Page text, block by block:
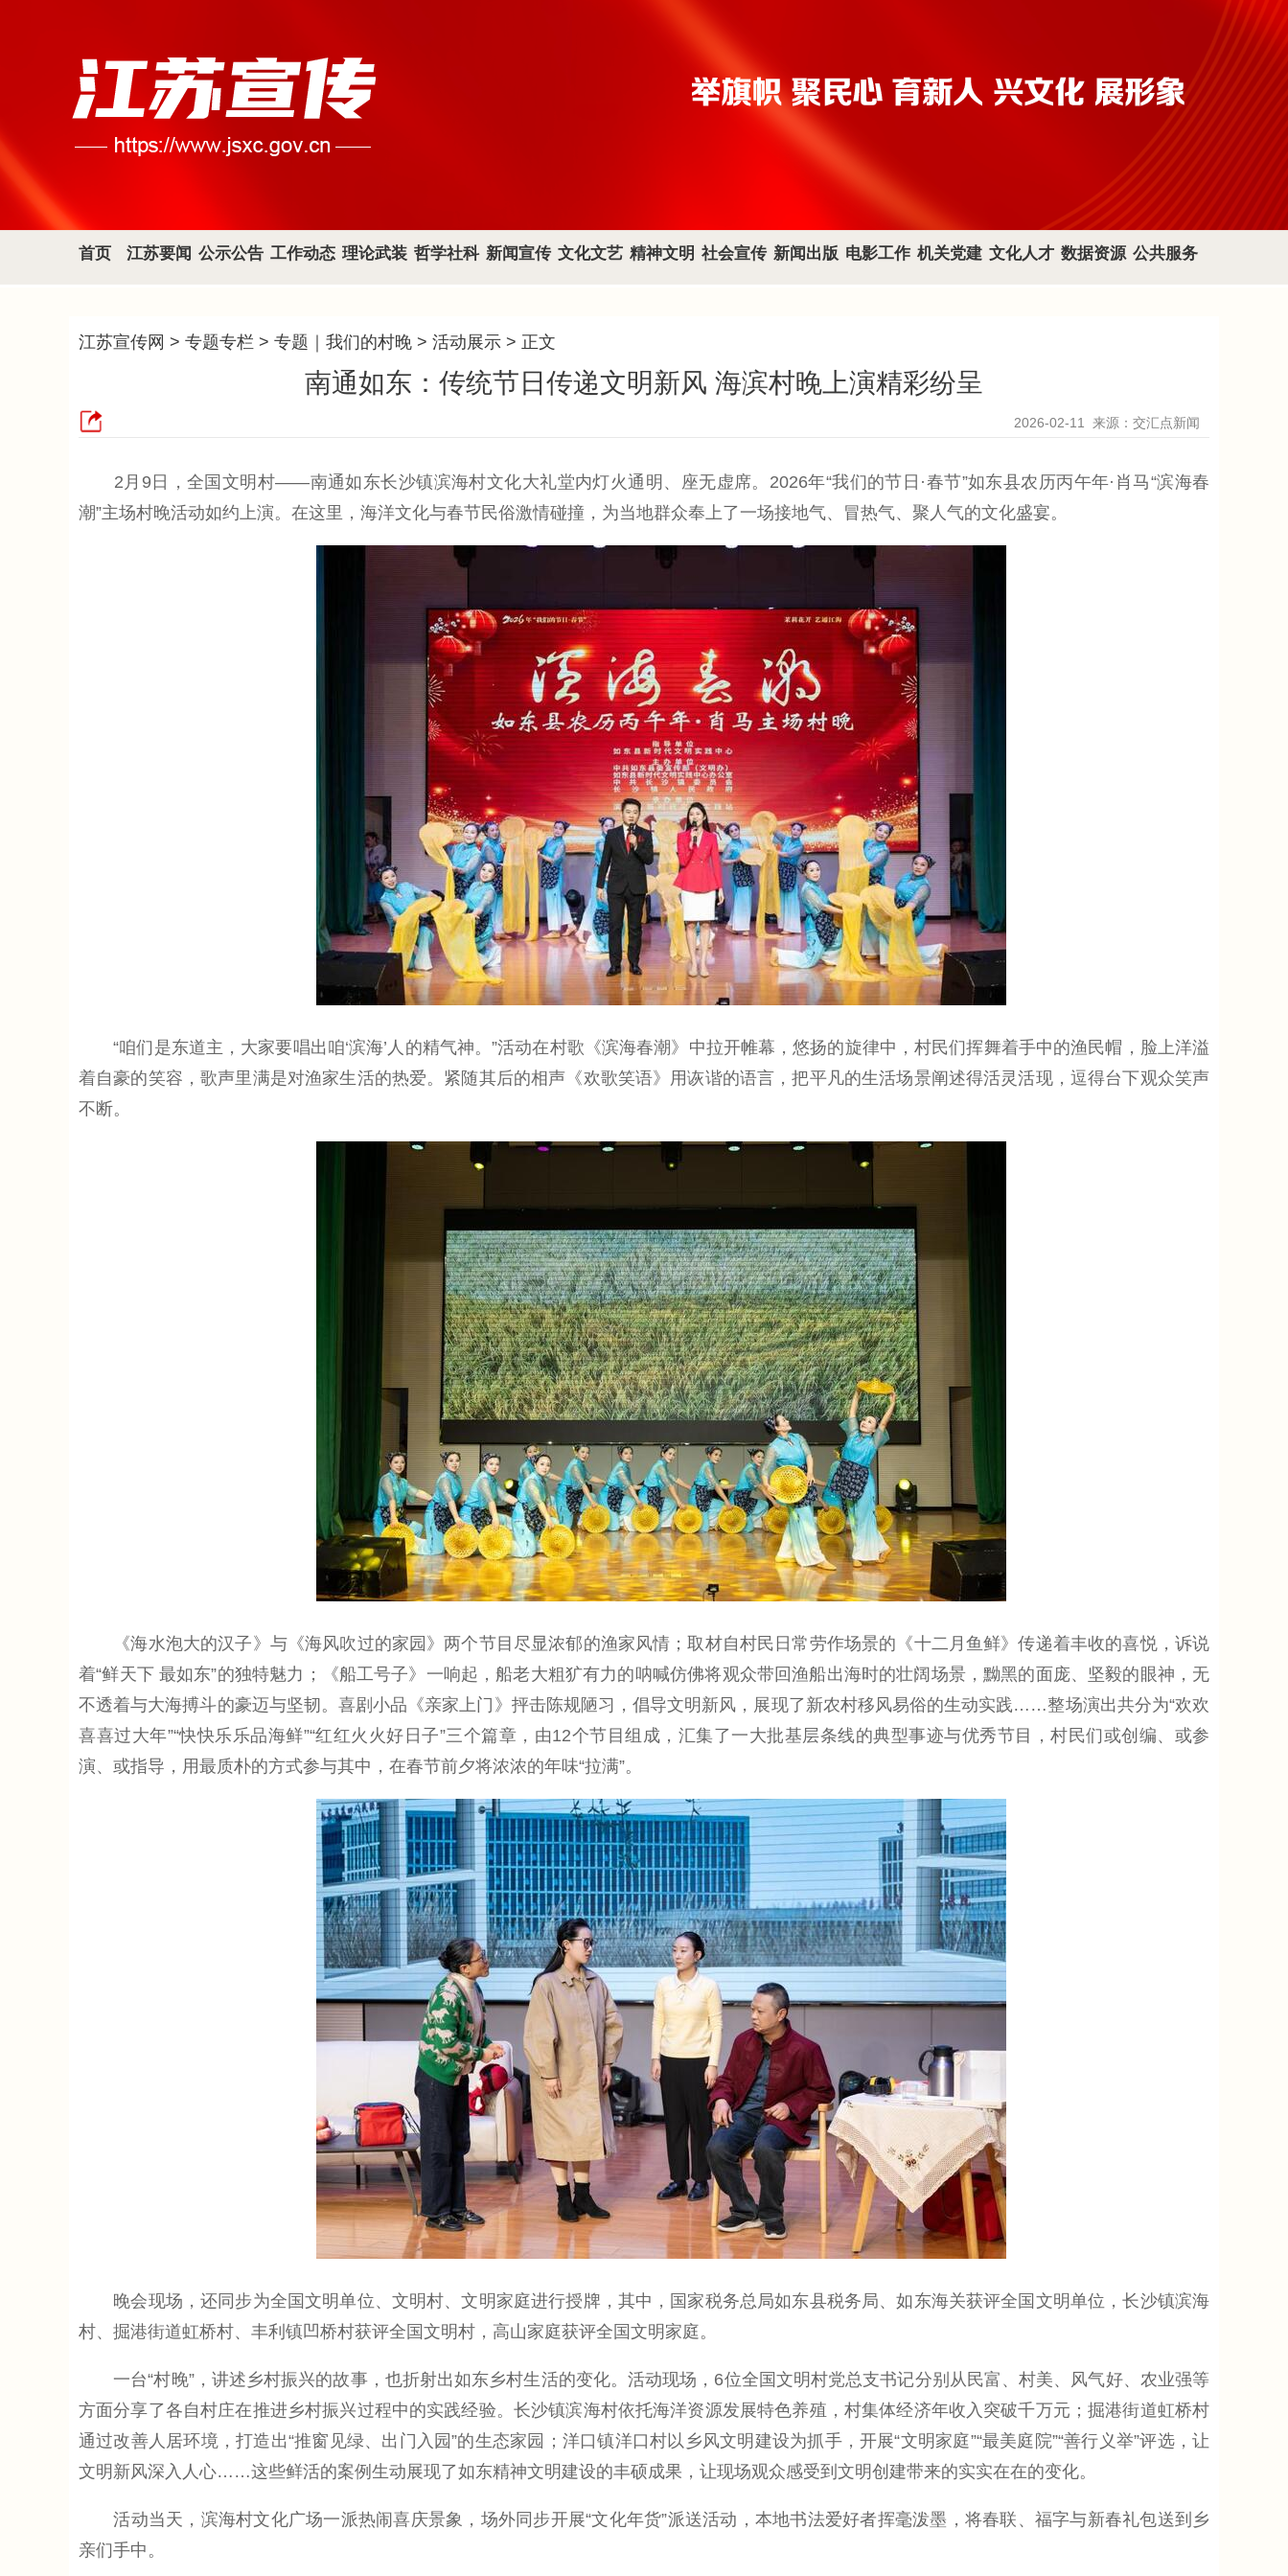
首页 江苏要闻 公示公告 工作动态 理论武装 哲学社科 新闻宣传 文化文艺 精神文明 社会宣传 新闻出版 电影工作 机关党建 文化人才 数据资源 公共服务
江苏宣传网 > 专题专栏 > 专题｜我们的村晚 > 活动展示 > 正文
南通如东：传统节日传递文明新风 海滨村晚上演精彩纷呈
2026-02-11 来源：交汇点新闻
2月9日，全国文明村——南通如东长沙镇滨海村文化大礼堂内灯火通明、座无虚席。2026年“我们的节日·春节”如东县农历丙午年·肖马“滨海春
潮”主场村晚活动如约上演。在这里，海洋文化与春节民俗激情碰撞，为当地群众奉上了一场接地气、冒热气、聚人气的文化盛宴。
“咱们是东道主，大家要唱出咱‘滨海’人的精气神。”活动在村歌《滨海春潮》中拉开帷幕，悠扬的旋律中，村民们挥舞着手中的渔民帽，脸上洋溢
着自豪的笑容，歌声里满是对渔家生活的热爱。紧随其后的相声《欢歌笑语》用诙谐的语言，把平凡的生活场景阐述得活灵活现，逗得台下观众笑声
不断。
《海水泡大的汉子》与《海风吹过的家园》两个节目尽显浓郁的渔家风情；取材自村民日常劳作场景的《十二月鱼鲜》传递着丰收的喜悦，诉说
着“鲜天下 最如东”的独特魅力；《船工号子》一响起，船老大粗犷有力的呐喊仿佛将观众带回渔船出海时的壮阔场景，黝黑的面庞、坚毅的眼神，无
不透着与大海搏斗的豪迈与坚韧。喜剧小品《亲家上门》抨击陈规陋习，倡导文明新风，展现了新农村移风易俗的生动实践……整场演出共分为“欢欢
喜喜过大年”“快快乐乐品海鲜”“红红火火好日子”三个篇章，由12个节目组成，汇集了一大批基层条线的典型事迹与优秀节目，村民们或创编、或参
演、或指导，用最质朴的方式参与其中，在春节前夕将浓浓的年味“拉满”。
晚会现场，还同步为全国文明单位、文明村、文明家庭进行授牌，其中，国家税务总局如东县税务局、如东海关获评全国文明单位，长沙镇滨海
村、掘港街道虹桥村、丰利镇凹桥村获评全国文明村，高山家庭获评全国文明家庭。
一台“村晚”，讲述乡村振兴的故事，也折射出如东乡村生活的变化。活动现场，6位全国文明村党总支书记分别从民富、村美、风气好、农业强等
方面分享了各自村庄在推进乡村振兴过程中的实践经验。长沙镇滨海村依托海洋资源发展特色养殖，村集体经济年收入突破千万元；掘港街道虹桥村
通过改善人居环境，打造出“推窗见绿、出门入园”的生态家园；洋口镇洋口村以乡风文明建设为抓手，开展“文明家庭”“最美庭院”“善行义举”评选，让
文明新风深入人心……这些鲜活的案例生动展现了如东精神文明建设的丰硕成果，让现场观众感受到文明创建带来的实实在在的变化。
活动当天，滨海村文化广场一派热闹喜庆景象，场外同步开展“文化年货”派送活动，本地书法爱好者挥毫泼墨，将春联、福字与新春礼包送到乡
亲们手中。